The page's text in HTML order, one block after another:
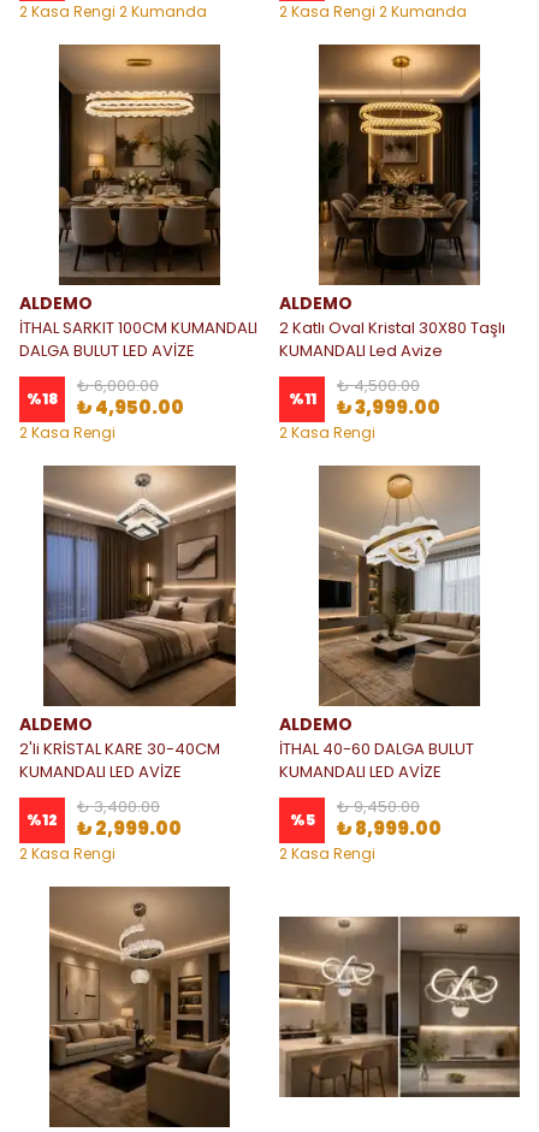
2 Kasa Rengi 2 Kumanda
2 Kasa Rengi 2 Kumanda
ALDEMO
İTHAL SARKIT 100CM KUMANDALI
DALGA BULUT LED AVİZE
%18
₺ 6,000.00
₺ 4,950.00
2 Kasa Rengi
ALDEMO
2 Katlı Oval Kristal 30X80 Taşlı
KUMANDALI Led Avize
%11
₺ 4,500.00
₺ 3,999.00
2 Kasa Rengi
ALDEMO
2'li KRİSTAL KARE 30-40CM
KUMANDALI LED AVİZE
%12
₺ 3,400.00
₺ 2,999.00
2 Kasa Rengi
ALDEMO
İTHAL 40-60 DALGA BULUT
KUMANDALI LED AVİZE
%5
₺ 9,450.00
₺ 8,999.00
2 Kasa Rengi